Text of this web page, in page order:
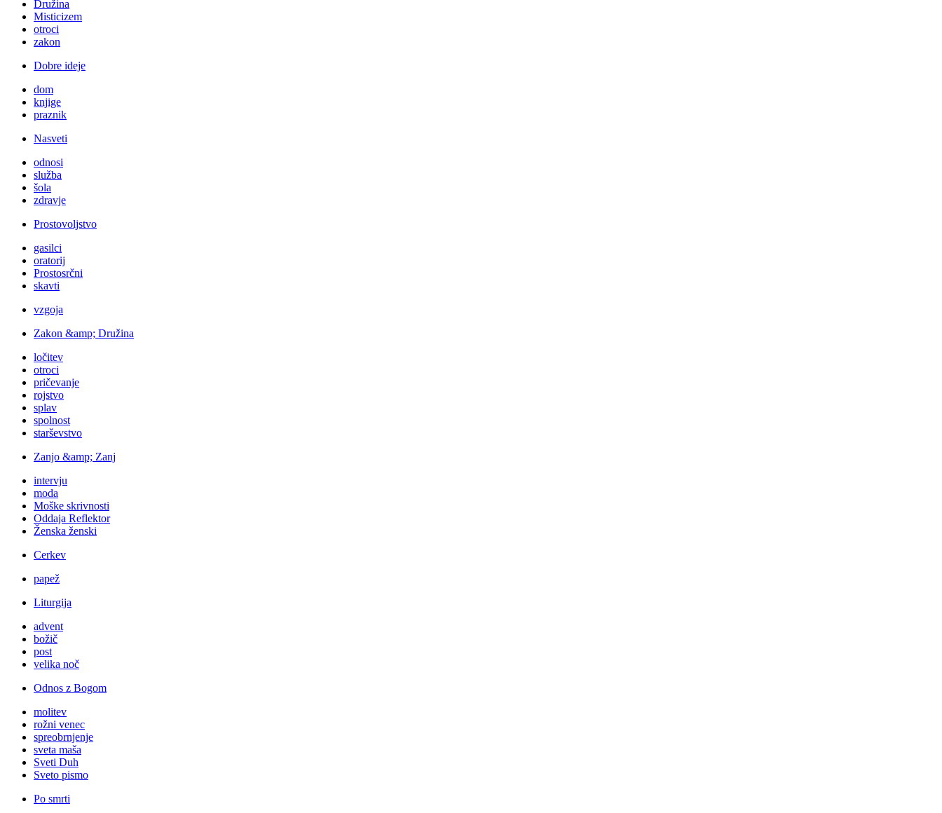
Družina
Misticizem
otroci
zakon
Dobre ideje
dom
knjige
praznik
Nasveti
odnosi
služba
šola
zdravje
Prostovoljstvo
gasilci
oratorij
Prostosrčni
skavti
vzgoja
Zakon &amp; Družina
ločitev
otroci
pričevanje
rojstvo
splav
spolnost
starševstvo
Zanjo &amp; Zanj
intervju
moda
Moške skrivnosti
Oddaja Reflektor
Ženska ženski
Cerkev
papež
Liturgija
advent
božič
post
velika noč
Odnos z Bogom
molitev
rožni venec
spreobrnjenje
sveta maša
Sveti Duh
Sveto pismo
Po smrti